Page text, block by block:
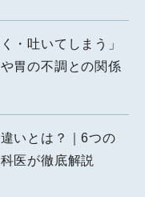
・吐いてしまう」
胃の不調との関係
いとは？｜6つの
医が徹底解説